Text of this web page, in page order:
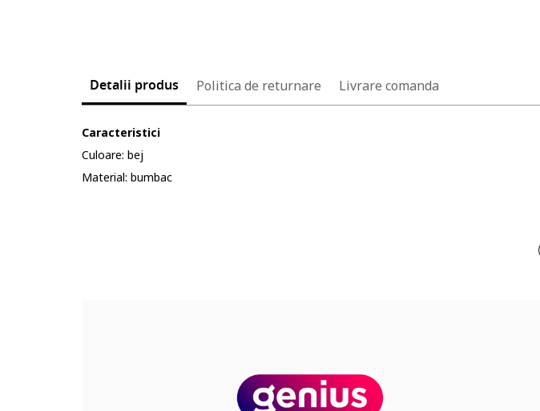
Detalii produs Politica de returnare Livrare comanda
Caracteristici
Culoare: bej
Material: bumbac